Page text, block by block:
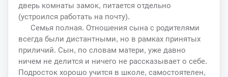
дверь комнаты замок, питается отдельно
(устроился работать на почту).
Семья полная. Отношения сына с родителями
всегда были дистантными, но в рамках принятых
приличий. Сын, по словам матери, уже давно
ничем не делится и ничего не рассказывает о себе.
Подросток хорошо учится в школе, самостоятелен,